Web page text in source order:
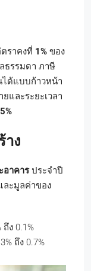
ราคงที่ 1% ของ
ธรรมดา ภาษี
ด้แบบก้าวหน้า
และระยะเวลา
าง
าคารประจำปี
ละมูลค่าของ
ถึง 0.1%
ถึง 0.7%